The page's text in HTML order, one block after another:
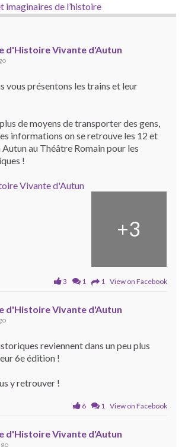
imaginaires de l’histoire
d'Histoire Vivante d'Autun
vous présentons les trains et leur
de moyens de transporter des gens,
informations on se retrouve les 12 et
au Théâtre Romain pour les
!
+3
3 1 1 View on Facebook
d'Histoire Vivante d'Autun
reviennent dans un peu plus
6e édition !
y retrouver !
6 1 View on Facebook
d'Histoire Vivante d'Autun